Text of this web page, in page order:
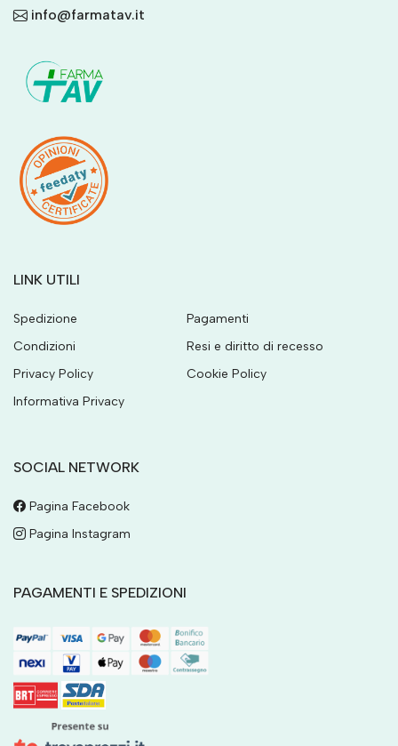
info@farmatav.it
LINK UTILI
Spedizione
Pagamenti
Condizioni
Resi e diritto di recesso
Privacy Policy
Cookie Policy
Informativa Privacy
SOCIAL NETWORK
Pagina Facebook
Pagina Instagram
PAGAMENTI E SPEDIZIONI